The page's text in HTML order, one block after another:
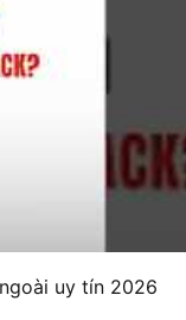
uy tín 2026